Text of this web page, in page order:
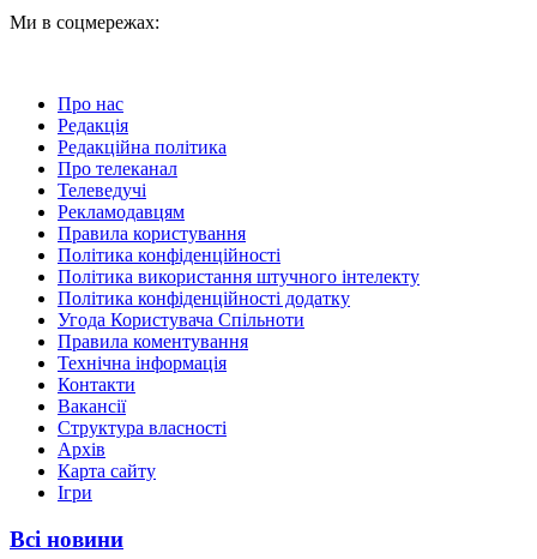
Ми в соцмережах:
Про нас
Редакція
Редакційна політика
Про телеканал
Телеведучі
Рекламодавцям
Правила користування
Політика конфіденційності
Політика використання штучного інтелекту
Політика конфіденційності додатку
Угода Користувача Спільноти
Правила коментування
Технічна інформація
Контакти
Вакансії
Структура власності
Архів
Карта сайту
Ігри
Всі новини